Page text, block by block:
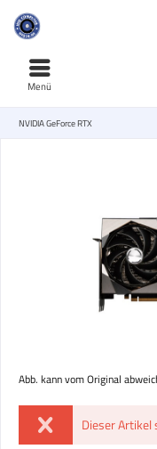
Menü
NVIDIA GeForce RTX
Abb. kann vom Original
Dieser Artikel